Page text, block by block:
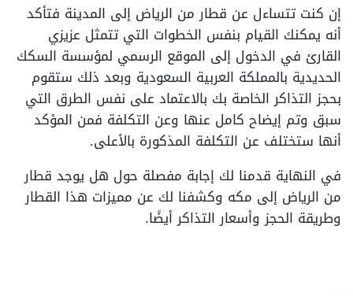
إن كنت تتساءل عن قطار من الرياض إلى المدينة فتأكد
أنه يمكنك القيام بنفس الخطوات التي تتمثل عزيزي
القارئ في الدخول إلى الموقع الرسمي لمؤسسة السكك
الحديدية بالمملكة العربية السعودية وبعد ذلك ستقوم
بحجز التذاكر الخاصة بك بالاعتماد على نفس الطرق التي
سبق وتم إيضاح كامل عنها وعن التكلفة فمن المؤكد
أنها ستختلف عن التكلفة المذكورة بالأعلى.
في النهاية قدمنا لك إجابة مفصلة حول هل يوجد قطار
من الرياض إلى مكه وكشفنا لك عن مميزات هذا القطار
وطريقة الحجز وأسعار التذاكر أيضًا.